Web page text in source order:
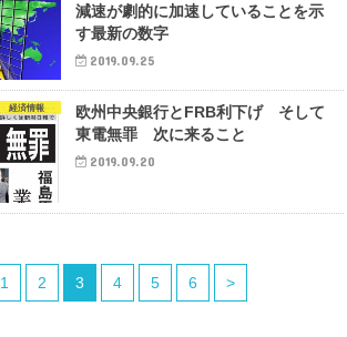
減速が劇的に加速していることを示
す最新の数字
2019.09.25
経済情報
欧州中央銀行とFRB利下げ そして
東電無罪 次に来ること
2019.09.20
1 2 3 4 5 6 >